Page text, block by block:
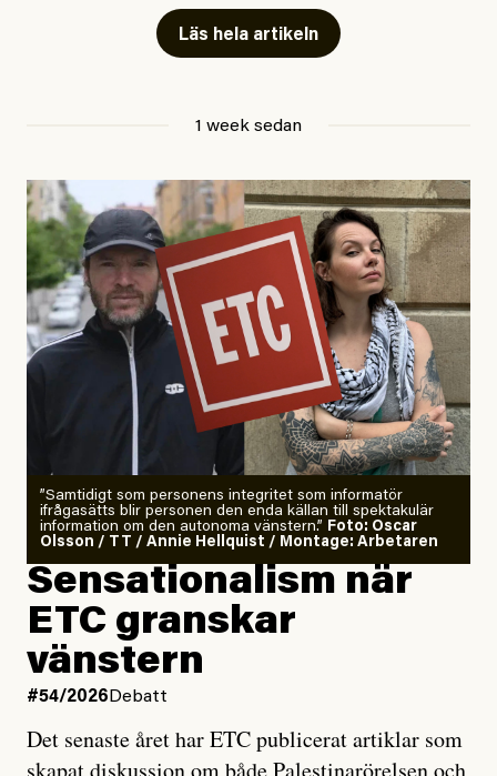
Läs hela artikeln
1 week sedan
”Samtidigt som personens integritet som informatör
ifrågasätts blir personen den enda källan till spektakulär
information om den autonoma vänstern.” Foto: Oscar
Olsson / TT / Annie Hellquist / Montage: Arbetaren
Sensationalism när
ETC granskar
vänstern
#54/2026 Debatt
Det senaste året har ETC publicerat artiklar som